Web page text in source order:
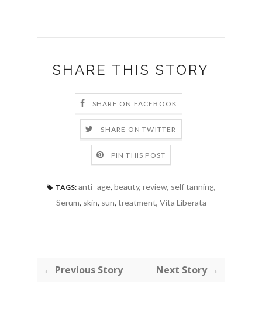
SHARE THIS STORY
SHARE ON FACEBOOK
SHARE ON TWITTER
PIN THIS POST
TAGS: anti- age, beauty, review, self tanning,
Serum, skin, sun, treatment, Vita Liberata
← Previous Story Next Story →